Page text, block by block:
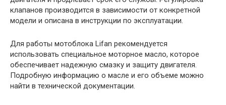
клапанов производится в зависимости от конкретной
модели и описана в инструкции по эксплуатации.
Для работы мотоблока Lifan рекомендуется
использовать специальное моторное масло, которое
обеспечивает надежную смазку и защиту двигателя.
Подробную информацию о масле и его объеме можно
найти в технической документации.